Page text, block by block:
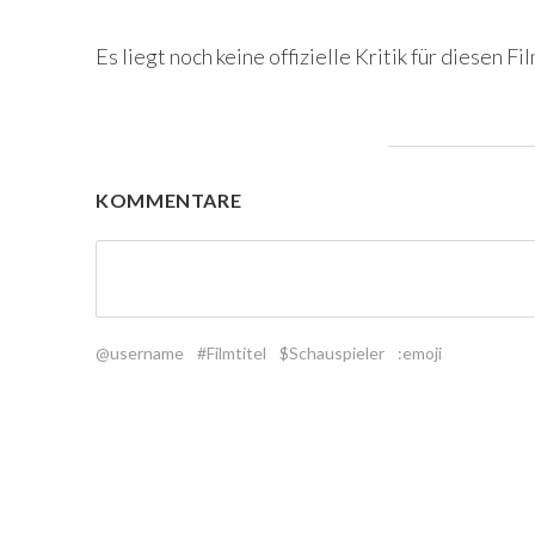
Es liegt noch keine offizielle Kritik für diesen
KOMMENTARE
@username #Filmtitel $Schauspieler :emoji